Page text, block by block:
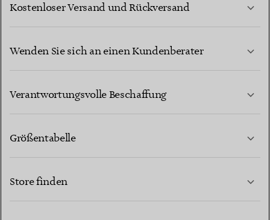
Kostenloser Versand und Rückversand
Wenden Sie sich an einen Kundenberater
Verantwortungsvolle Beschaffung
Größentabelle
Store finden